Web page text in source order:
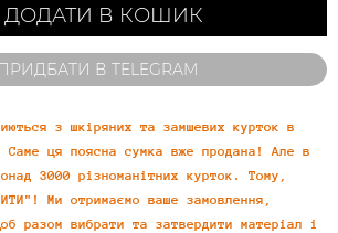
ДОДАТИ В КОШИК
ПРИДБАТИ В TELEGRAM
з шкіряних та замшевих курток в
Саме ця поясна сумка вже продана! Але в
3000 різноманітних курток. Тому,
Ми отримаємо ваше замовлення,
разом вибрати та затвердити матеріал і